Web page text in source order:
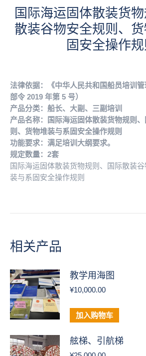
散
装
谷
则、
货
物
堆
装
与
系
固
安
作
数
国际海运固体散装货
散装谷物安全规则、
固安全操作规
法律依据：《中华人民共和国船员培训
部令 2019 年第 5 号）
产品分类：船长、大副、三副培训
产品名称：国际海运固体散装货物规则
则、货物堆装与系固安全操作规则
功能要求：满足培训大纲要求。
规定数量：2套
国际海运固体散装货物规则、国际散装
装与系固安全操作规则
相关产品
教学用海图
¥10,000.00
加入购物车
舷梯、引航梯